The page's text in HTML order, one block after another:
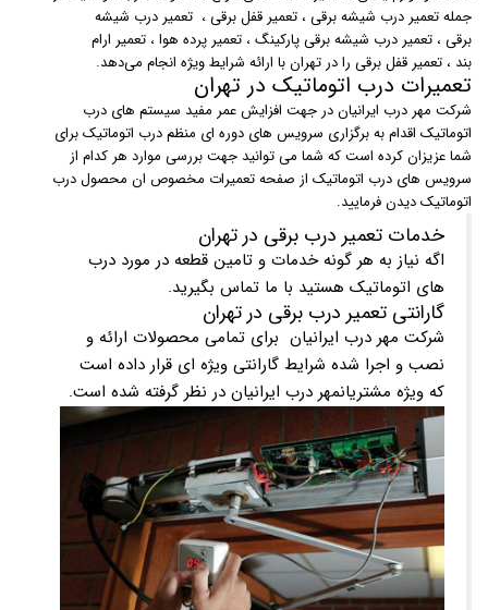
جمله تعمیر درب شیشه برقی ، تعمیر قفل برقی ، تعمیر درب شیشه
برقی ، تعمیر درب شیشه برقی پارکینگ ، تعمیر پرده هوا ، تعمیر ارام
بند ، تعمیر قفل برقی را در تهران با ارائه شرایط ویژه انجام می‌دهد.
تعمیرات درب اتوماتیک در تهران
شرکت مهر درب ایرانیان در جهت افزایش عمر مفید سیستم های درب
اتوماتیک اقدام به برگزاری سرویس های دوره ای منظم درب اتوماتیک برای
شما عزیزان کرده است که شما می توانید جهت بررسی موارد هر کدام از
سرویس های درب اتوماتیک از صفحه تعمیرات مخصوص ان محصول درب
اتوماتیک دیدن فرمایید.
خدمات تعمیر درب برقی در تهران
اگه نیاز به هر گونه خدمات و تامین قطعه در مورد درب
های اتوماتیک هستید با ما تماس بگیرید.
گارانتی تعمیر درب برقی در تهران
شرکت مهر درب ایرانیان برای تمامی محصولات ارائه و
نصب و اجرا شده شرایط گارانتی ویژه ای قرار داده است
که ویژه مشتریانمهر درب ایرانیان در نظر گرفته شده است.